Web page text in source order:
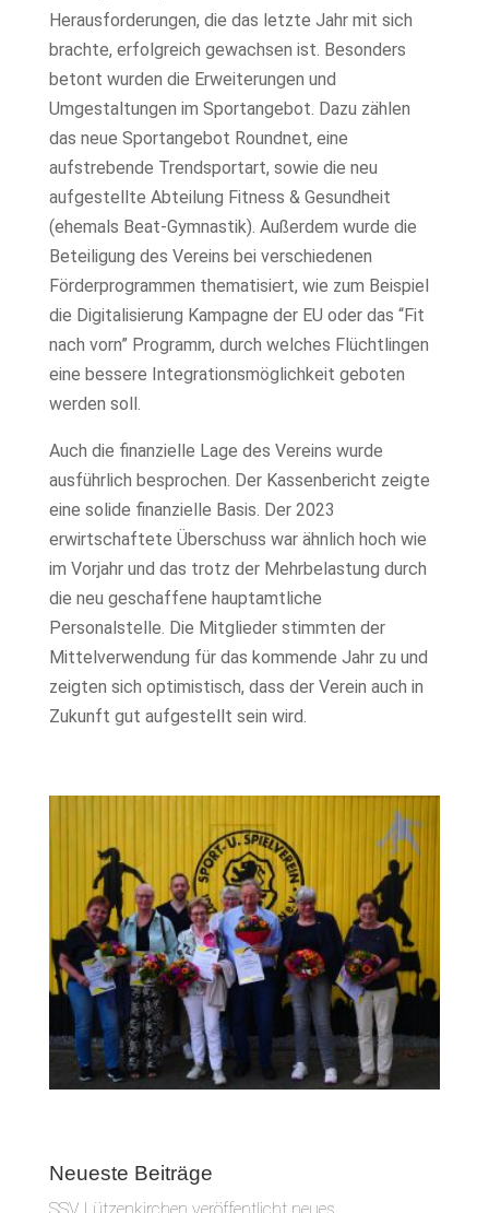
Herausforderungen, die das letzte Jahr mit sich
brachte, erfolgreich gewachsen ist. Besonders
betont wurden die Erweiterungen und
Umgestaltungen im Sportangebot. Dazu zählen
das neue Sportangebot Roundnet, eine
aufstrebende Trendsportart, sowie die neu
aufgestellte Abteilung Fitness & Gesundheit
(ehemals Beat-Gymnastik). Außerdem wurde die
Beteiligung des Vereins bei verschiedenen
Förderprogrammen thematisiert, wie zum Beispiel
die Digitalisierung Kampagne der EU oder das “Fit
nach vorn” Programm, durch welches Flüchtlingen
eine bessere Integrationsmöglichkeit geboten
werden soll.
Auch die finanzielle Lage des Vereins wurde
ausführlich besprochen. Der Kassenbericht zeigte
eine solide finanzielle Basis. Der 2023
erwirtschaftete Überschuss war ähnlich hoch wie
im Vorjahr und das trotz der Mehrbelastung durch
die neu geschaffene hauptamtliche
Personalstelle. Die Mitglieder stimmten der
Mittelverwendung für das kommende Jahr zu und
zeigten sich optimistisch, dass der Verein auch in
Zukunft gut aufgestellt sein wird.
Neueste Beiträge